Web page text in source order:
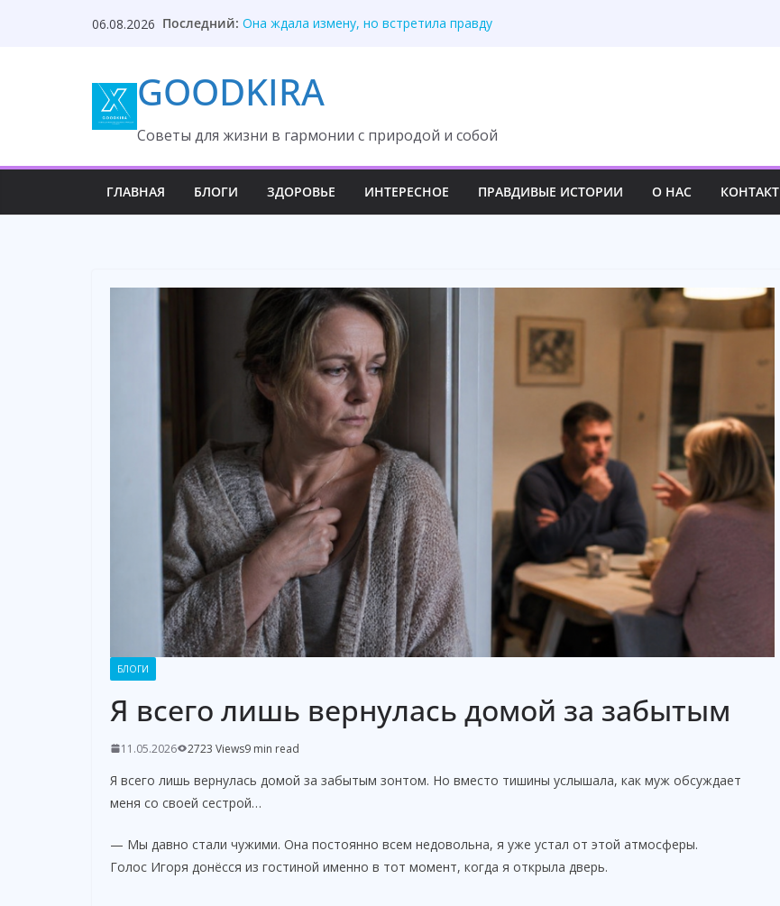
06.08.2026 Последний: Она ждала измену, но встретила правду
Они забыли, кто оплатил роскошный вечер
Один торт изменил судьбу семьи навсегда
GOODKIRA
Cоветы для жизни в гармонии с природой и собой
ГЛАВНАЯ БЛОГИ ЗДОРОВЬЕ ИНТЕРЕСНОЕ ПРАВДИВЫЕ ИСТОРИИ О НАС КОНТАКТ
БЛОГИ
Я всего лишь вернулась домой за забытым
11.05.2026 2723 Views9 min read
Я всего лишь вернулась домой за забытым зонтом. Но вместо тишины услышала, как муж обсуждает
меня со своей сестрой…
— Мы давно стали чужими. Она постоянно всем недовольна, я уже устал от этой атмосферы.
Голос Игоря донёсся из гостиной именно в тот момент, когда я открыла дверь.